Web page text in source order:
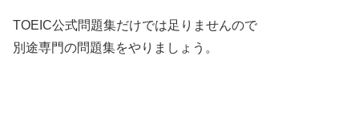
TOEIC公式問題集だけでは足りませんので
別途専門の問題集をやりましょう。